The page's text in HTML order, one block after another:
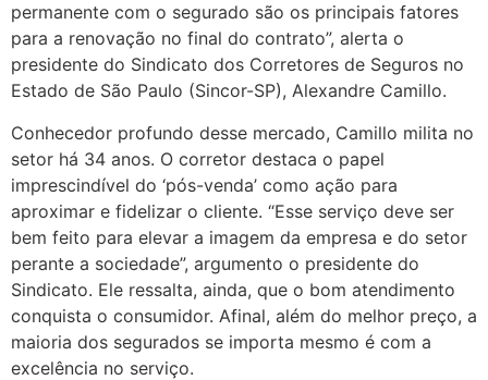
permanente com o segurado são os principais fatores
para a renovação no final do contrato”, alerta o
presidente do Sindicato dos Corretores de Seguros no
Estado de São Paulo (Sincor-SP), Alexandre Camillo.
Conhecedor profundo desse mercado, Camillo milita no
setor há 34 anos. O corretor destaca o papel
imprescindível do ‘pós-venda’ como ação para
aproximar e fidelizar o cliente. “Esse serviço deve ser
bem feito para elevar a imagem da empresa e do setor
perante a sociedade”, argumento o presidente do
Sindicato. Ele ressalta, ainda, que o bom atendimento
conquista o consumidor. Afinal, além do melhor preço, a
maioria dos segurados se importa mesmo é com a
excelência no serviço.